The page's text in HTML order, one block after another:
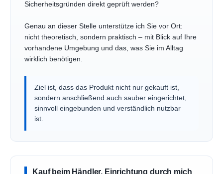
Sicherheitsgründen direkt geprüft werden?
Genau an dieser Stelle unterstütze ich Sie vor Ort:
nicht theoretisch, sondern praktisch – mit Blick auf Ihre
vorhandene Umgebung und das, was Sie im Alltag
wirklich benötigen.
Ziel ist, dass das Produkt nicht nur gekauft ist,
sondern anschließend auch sauber eingerichtet,
sinnvoll eingebunden und verständlich nutzbar
ist.
Kauf beim Händler, Einrichtung durch mich